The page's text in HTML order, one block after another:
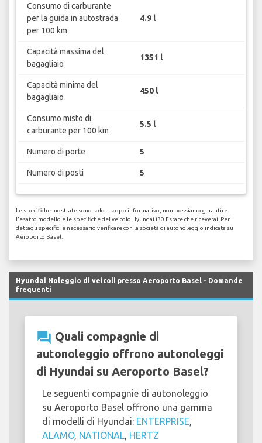
Consumo di carburante
per la guida in autostrada
per 100 km
4.9 l
Capacità massima del
bagagliaio
1351 l
Capacità minima del
bagagliaio
450 l
Consumo misto di
carburante per 100 km
5.5 l
Numero di porte 5
Numero di posti 5
Le specifiche mostrate sono solo a scopo informativo, non possiamo garantire
l'esatto modello e le specifiche del veicolo Hyundai i30 Estate che riceverai. Per
dettagli specifici è necessario verificare con la società di autonoleggio indicata su
Aeroporto Basel.
Hyundai Noleggio di veicoli presso Aeroporto Basel - Domande
frequenti
question_answer Quali compagnie di
autonoleggio offrono autonoleggi
di Hyundai su Aeroporto Basel?
Le seguenti compagnie di autonoleggio
su Aeroporto Basel offrono una gamma
di modelli di Hyundai: ENTERPRISE,
ALAMO, NATIONAL, HERTZ